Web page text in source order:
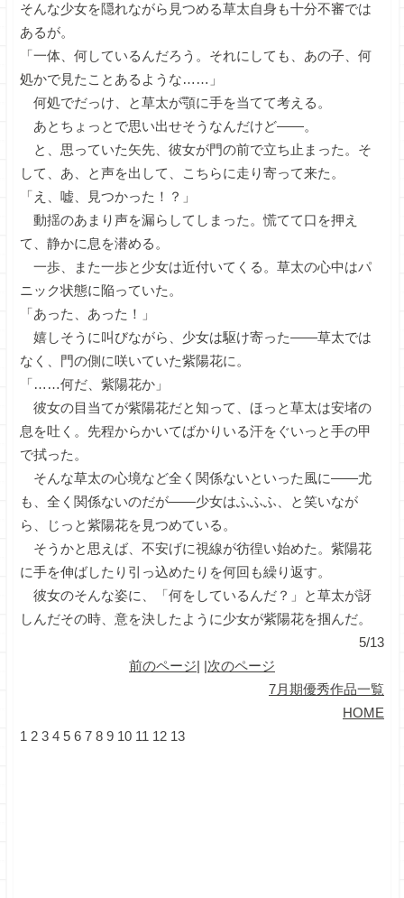
そんな少女を隠れながら見つめる草太自身も十分不審では
あるが。
「一体、何しているんだろう。それにしても、あの子、何
処かで見たことあるような……」
何処でだっけ、と草太が顎に手を当てて考える。
あとちょっとで思い出せそうなんだけど――。
と、思っていた矢先、彼女が門の前で立ち止まった。そ
して、あ、と声を出して、こちらに走り寄って来た。
「え、嘘、見つかった！？」
動揺のあまり声を漏らしてしまった。慌てて口を押え
て、静かに息を潜める。
一歩、また一歩と少女は近付いてくる。草太の心中はパ
ニック状態に陥っていた。
「あった、あった！」
嬉しそうに叫びながら、少女は駆け寄った――草太では
なく、門の側に咲いていた紫陽花に。
「……何だ、紫陽花か」
彼女の目当てが紫陽花だと知って、ほっと草太は安堵の
息を吐く。先程からかいてばかりいる汗をぐいっと手の甲
で拭った。
そんな草太の心境など全く関係ないといった風に――尤
も、全く関係ないのだが――少女はふふふ、と笑いなが
ら、じっと紫陽花を見つめている。
そうかと思えば、不安げに視線が彷徨い始めた。紫陽花
に手を伸ばしたり引っ込めたりを何回も繰り返す。
彼女のそんな姿に、「何をしているんだ？」と草太が訝
しんだその時、意を決したように少女が紫陽花を掴んだ。
5/13
前のページ| |次のページ
7月期優秀作品一覧
HOME
1 2 3 4 5 6 7 8 9 10 11 12 13